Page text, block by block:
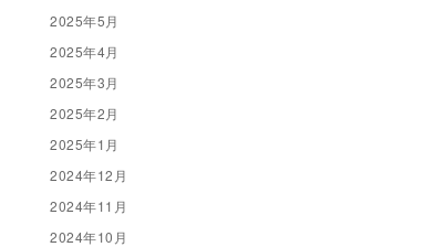
2025年5月
2025年4月
2025年3月
2025年2月
2025年1月
2024年12月
2024年11月
2024年10月